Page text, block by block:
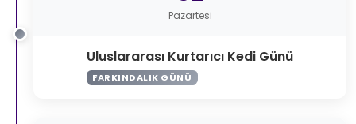
Pazartesi
Uluslararası Kurtarıcı Kedi Günü
FARKINDALIK GÜNÜ